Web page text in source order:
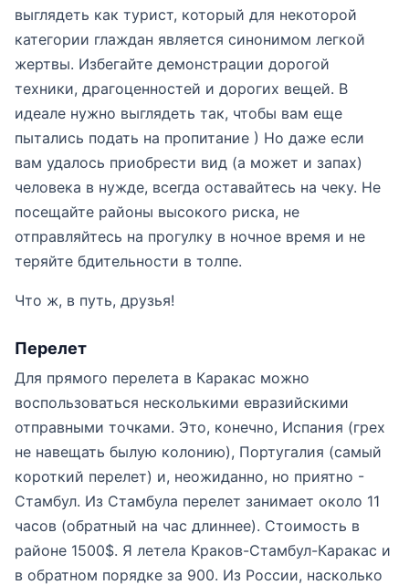
выглядеть как турист, который для некоторой
категории глаждан является синонимом легкой
жертвы. Избегайте демонстрации дорогой
техники, драгоценностей и дорогих вещей. В
идеале нужно выглядеть так, чтобы вам еще
пытались подать на пропитание ) Но даже если
вам удалось приобрести вид (а может и запах)
человека в нужде, всегда оставайтесь на чеку. Не
посещайте районы высокого риска, не
отправляйтесь на прогулку в ночное время и не
теряйте бдительности в толпе.
Что ж, в путь, друзья!
Перелет
Для прямого перелета в Каракас можно
воспользоваться несколькими евразийскими
отправными точками. Это, конечно, Испания (грех
не навещать былую колонию), Португалия (самый
короткий перелет) и, неожиданно, но приятно -
Стамбул. Из Стамбула перелет занимает около 11
часов (обратный на час длиннее). Стоимость в
районе 1500$. Я летела Краков-Стамбул-Каракас и
в обратном порядке за 900. Из России, насколько